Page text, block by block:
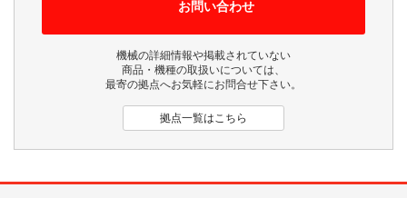
お問い合わせ
機械の詳細情報や掲載されていない
商品・機種の取扱いについては、
最寄の拠点へお気軽にお問合せ下さい。
拠点一覧はこちら